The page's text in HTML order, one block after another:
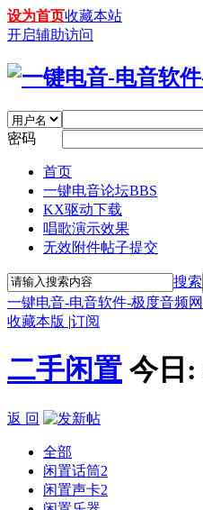
设为首页收藏本站
开启辅助访问
密码
首页
一键电音论坛BBS
KX驱动下载
唱歌演示效果
无效附件帖子提交
搜索
一键电音-电音软件-极度音频网
收藏本版 |订阅
二手闲置 今日:
返 回
全部
闲置话筒2
闲置声卡2